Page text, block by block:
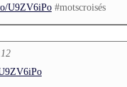
U9ZV6iPo#motscroisés